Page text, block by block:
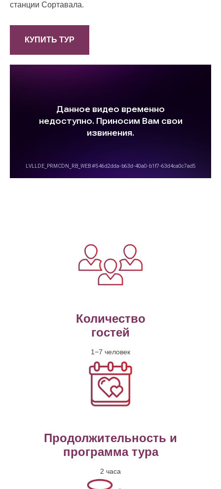
станции Сортавала.
КУПИТЬ ТУР
Количество
гостей
1−7 человек
Продолжительность и
программа тура
2 часа